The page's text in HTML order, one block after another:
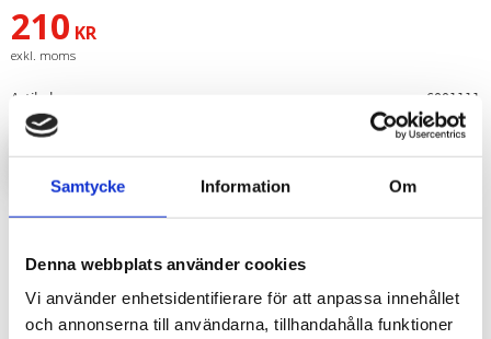
Samtycke Information Om
Denna webbplats använder cookies
Vi använder enhetsidentifierare för att anpassa innehållet
och annonserna till användarna, tillhandahålla funktioner
210 KR
Artikelnr 6001111
LOGGA IN FÖR ATT HANDLA